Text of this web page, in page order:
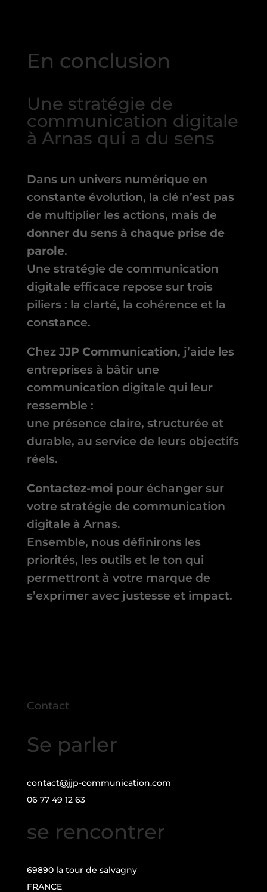
En conclusion
Une stratégie de
communication digitale
à Arnas qui a du sens
Dans un univers numérique en
constante évolution, la clé n’est pas
de multiplier les actions, mais de
donner du sens à chaque prise de
parole.
Une stratégie de communication
digitale efficace repose sur trois
piliers : la clarté, la cohérence et la
constance.
Chez JJP Communication, j’aide les
entreprises à bâtir une
communication digitale qui leur
ressemble :
une présence claire, structurée et
durable, au service de leurs objectifs
réels.
Contactez-moi pour échanger sur
votre stratégie de communication
digitale à Arnas.
Ensemble, nous définirons les
priorités, les outils et le ton qui
permettront à votre marque de
s’exprimer avec justesse et impact.
Contact
Se parler
contact@jjp-communication.com
06 77 49 12 63
se rencontrer
69890 la tour de salvagny
FRANCE